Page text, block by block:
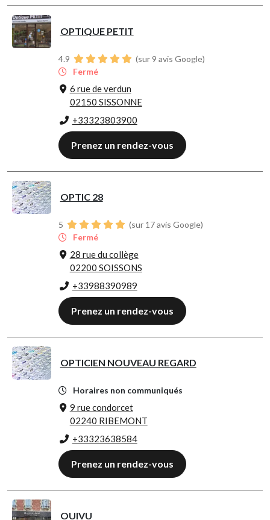
OPTIQUE PETIT
4.9
(sur 9 avis Google)
Fermé
6 rue de verdun
02150 SISSONNE
+33323803900
Prenez un rendez-vous
OPTIC 28
5
(sur 17 avis Google)
Fermé
28 rue du collège
02200 SOISSONS
+33988390989
Prenez un rendez-vous
OPTICIEN NOUVEAU REGARD
Horaires non communiqués
9 rue condorcet
02240 RIBEMONT
+33323638584
Prenez un rendez-vous
OUIVU